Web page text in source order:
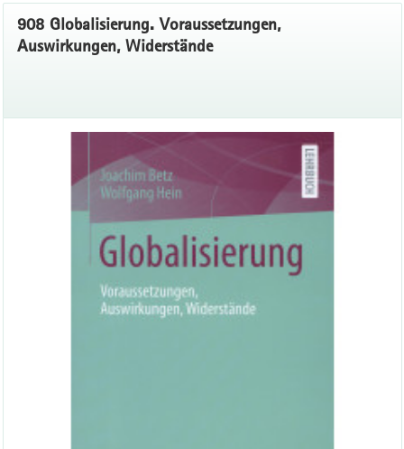
908 Globalisierung. Voraussetzungen,
Auswirkungen, Widerstände